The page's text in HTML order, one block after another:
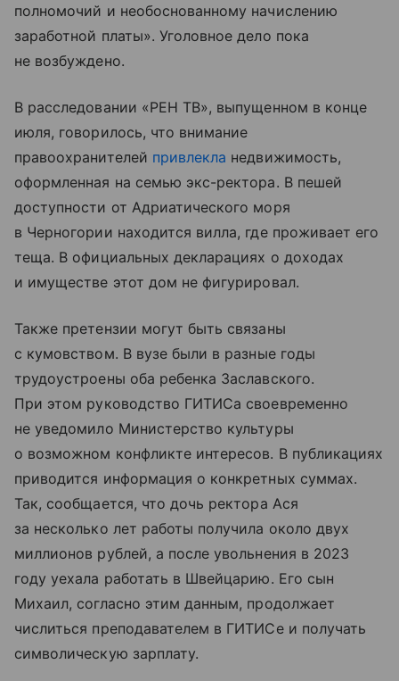
полномочий и необоснованному начислению
заработной платы». Уголовное дело пока
не возбуждено.
В расследовании «РЕН ТВ», выпущенном в конце
июля, говорилось, что внимание
правоохранителей привлекла недвижимость,
оформленная на семью экс-ректора. В пешей
доступности от Адриатического моря
в Черногории находится вилла, где проживает его
теща. В официальных декларациях о доходах
и имуществе этот дом не фигурировал.
Также претензии могут быть связаны
с кумовством. В вузе были в разные годы
трудоустроены оба ребенка Заславского.
При этом руководство ГИТИСа своевременно
не уведомило Министерство культуры
о возможном конфликте интересов. В публикациях
приводится информация о конкретных суммах.
Так, сообщается, что дочь ректора Ася
за несколько лет работы получила около двух
миллионов рублей, а после увольнения в 2023
году уехала работать в Швейцарию. Его сын
Михаил, согласно этим данным, продолжает
числиться преподавателем в ГИТИСе и получать
символическую зарплату.